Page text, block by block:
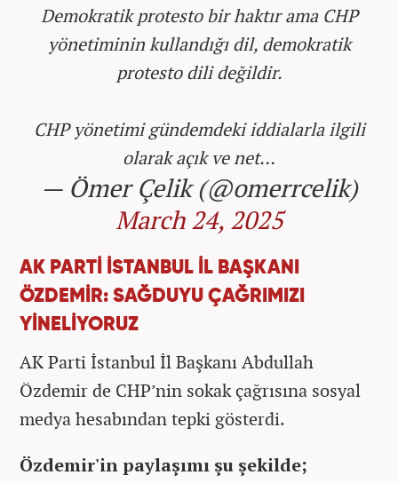
Demokratik protesto bir haktır ama CHP
yönetiminin kullandığı dil, demokratik
protesto dili değildir.
CHP yönetimi gündemdeki iddialarla ilgili
olarak açık ve net…
— Ömer Çelik (@omerrcelik)
March 24, 2025
AK PARTİ İSTANBUL İL BAŞKANI
ÖZDEMİR: SAĞDUYU ÇAĞRIMIZI
YİNELİYORUZ
AK Parti İstanbul İl Başkanı Abdullah
Özdemir de CHP’nin sokak çağrısına sosyal
medya hesabından tepki gösterdi.
Özdemir'in paylaşımı şu şekilde;